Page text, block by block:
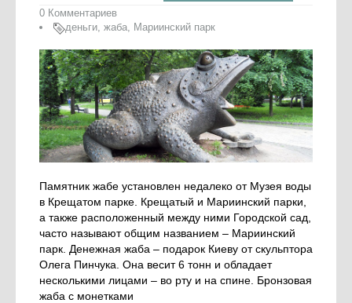
0 Комментариев
деньги, жаба, Мариинский парк
Памятник жабе установлен недалеко от Музея воды
в Крещатом парке. Крещатый и Мариинский парки,
а также расположенный между ними Городской сад,
часто называют общим названием – Мариинский
парк. Денежная жаба – подарок Киеву от скульптора
Олега Пинчука. Она весит 6 тонн и обладает
несколькими лицами – во рту и на спине. Бронзовая
жаба с монетками